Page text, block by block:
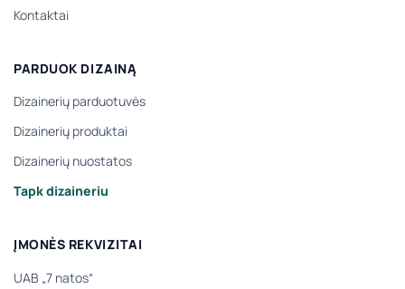
Kontaktai
PARDUOK DIZAINĄ
Dizainerių parduotuvės
Dizainerių produktai
Dizainerių nuostatos
Tapk dizaineriu
ĮMONĖS REKVIZITAI
UAB „7 natos“